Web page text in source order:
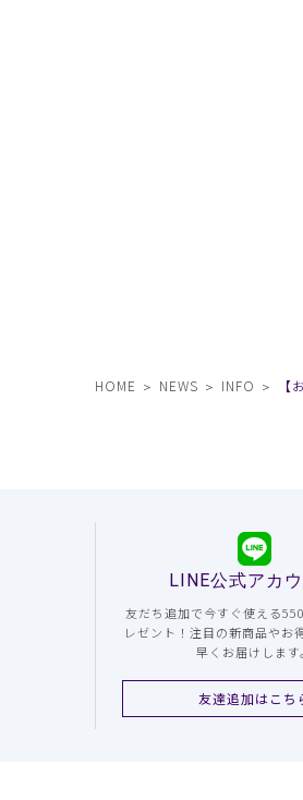
HOME NEWS INFO
LINE公式アカ
友だち追加で今すぐ使える
レゼント！注目の新商品やお
早くお届けします
友達追加はこち